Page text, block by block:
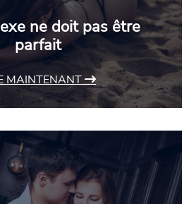
ne doit pas être
parfait
MAINTENANT